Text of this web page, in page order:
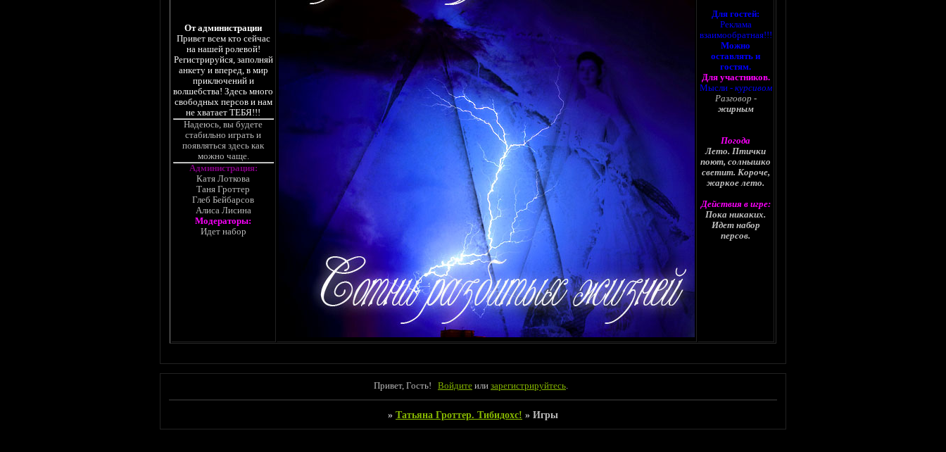
От администрации
Привет всем кто сейчас
на нашей ролевой!
Регистрируйся, заполняй
анкету и вперед, в мир
приключений и
волшебства! Здесь много
свободных персов и нам
не хватает ТЕБЯ!!!
Надеюсь, вы будете
стабильно играть и
появляться здесь как
можно чаще.
Администрация:
Катя Лоткова
Таня Гроттер
Глеб Бейбарсов
Алиса Лисина
Модераторы:
Идет набор
Для гостей:
Реклама
взаимообратная!!!
Можно
оставлять и
гостям.
Для участников.
Мысли - курсивом
Разговор -
жирным
Погода
Лето. Птички
поют, солнышко
светит. Короче,
жаркое лето.
Действия в игре:
Пока никаких.
Идет набор
персов.
Привет, Гость! Войдите или зарегистрируйтесь
» Татьяна Гроттер. Тибидохс! » Игры